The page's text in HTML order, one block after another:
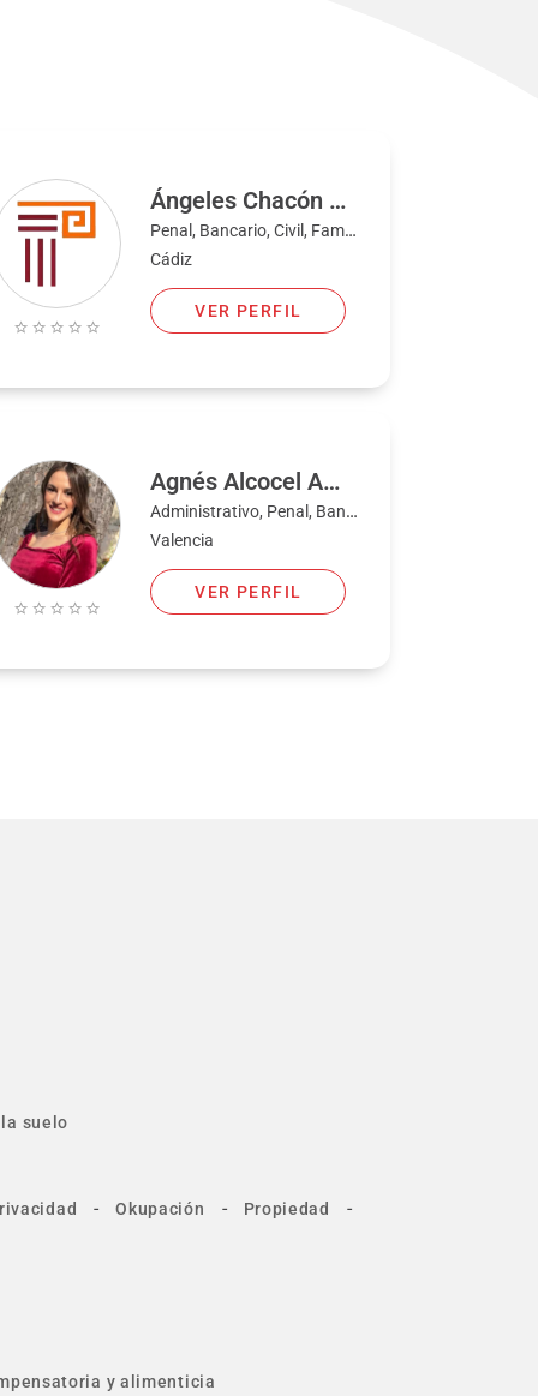
Ángeles Chacón Payes
Penal, Bancario, Civil, Familia
Cádiz
VER PERFIL
Agnés Alcocel Amat
Administrativo, Penal, Bancario, Civil, Familia, Laboral, Extranjería y nacionalidad
Valencia
VER PERFIL
suelo
- Okupación - Propiedad -
y alimenticia